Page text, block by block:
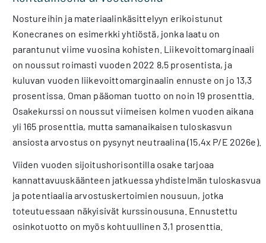
Nostureihin ja materiaalinkäsittelyyn erikoistunut
Konecranes on esimerkki yhtiöstä, jonka laatu on
parantunut viime vuosina kohisten. Liikevoittomarginaali
on noussut roimasti vuoden 2022 8,5 prosentista, ja
kuluvan vuoden liikevoittomarginaalin ennuste on jo 13,3
prosentissa. Oman pääoman tuotto on noin 19 prosenttia.
Osakekurssi on noussut viimeisen kolmen vuoden aikana
yli 165 prosenttia, mutta samanaikaisen tuloskasvun
ansiosta arvostus on pysynyt neutraalina (15,4x P/E 2026e).
Viiden vuoden sijoitushorisontilla osake tarjoaa
kannattavuuskäänteen jatkuessa yhdistelmän tuloskasvua
ja potentiaalia arvostuskertoimien nousuun, jotka
toteutuessaan näkyisivät kurssinousuna. Ennustettu
osinkotuotto on myös kohtuullinen 3,1 prosenttia.